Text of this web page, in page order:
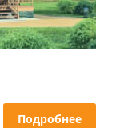
Подробнее